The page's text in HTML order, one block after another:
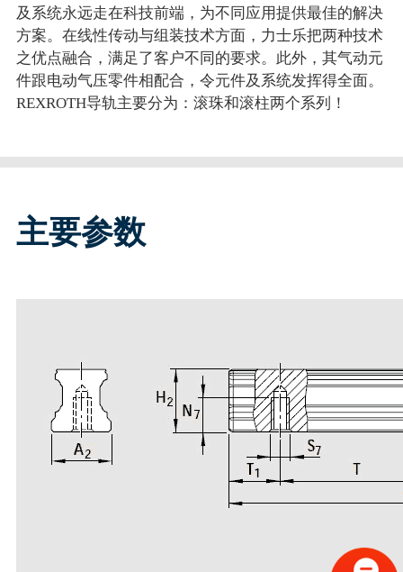
及系统永远走在科技前端，为不同应用提供最佳的解决
方案。在线性传动与组装技术方面，力士乐把两种技术
之优点融合，满足了客户不同的要求。此外，其气动元
件跟电动气压零件相配合，令元件及系统发挥得全面。
REXROTH导轨主要分为：滚珠和滚柱两个系列！
主要参数